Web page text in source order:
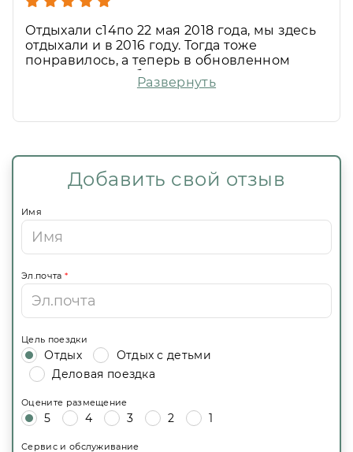
Отдыхали с14по 22 мая 2018 года, мы здесь
отдыхали и в 2016 году. Тогда тоже
понравилось, а теперь в обновленном
варианте и тем более, до этого отдыхали и
в Турции,и вЕгипте в пятерках, но здесь
отсутствие фанов в них, номера чистые и
Развернуть
Добавить свой отзыв
Имя
Эл.почта *
Цель поездки
Отдых
Отдых с детьми
Деловая поездка
Оцените размещение
5 4 3 2 1
Сервис и обслуживание